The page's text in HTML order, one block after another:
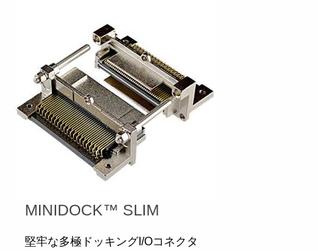
MINIDOCK™ SLIM
堅牢な多極ドッキングI/Oコネクタ